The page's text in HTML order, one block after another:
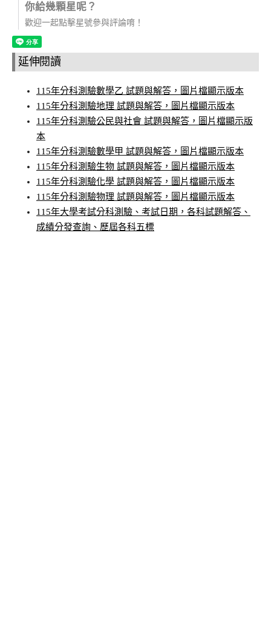
你給幾顆星呢？
歡迎一起點擊星號參與評論唷！
延伸閱讀
115年分科測驗數學乙 試題與解答，圖片檔顯示版本
115年分科測驗地理 試題與解答，圖片檔顯示版本
115年分科測驗公民與社會 試題與解答，圖片檔顯示版
本
115年分科測驗數學甲 試題與解答，圖片檔顯示版本
115年分科測驗生物 試題與解答，圖片檔顯示版本
115年分科測驗化學 試題與解答，圖片檔顯示版本
115年分科測驗物理 試題與解答，圖片檔顯示版本
115年大學考試分科測驗、考試日期，各科試題解答、
成績分發查詢、歷屆各科五標